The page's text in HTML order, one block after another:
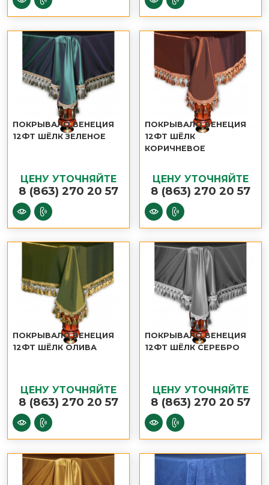
ПОКРЫВАЛО ВЕНЕЦИЯ
12ФТ ШЁЛК ЗЕЛЕНОЕ
ЦЕНУ УТОЧНЯЙТЕ
8 (863) 270 20 57
ПОКРЫВАЛО ВЕНЕЦИЯ
12ФТ ШЁЛК
КОРИЧНЕВОЕ
ЦЕНУ УТОЧНЯЙТЕ
8 (863) 270 20 57
ПОКРЫВАЛО ВЕНЕЦИЯ
12ФТ ШЁЛК ОЛИВА
ЦЕНУ УТОЧНЯЙТЕ
8 (863) 270 20 57
ПОКРЫВАЛО ВЕНЕЦИЯ
12ФТ ШЁЛК СЕРЕБРО
ЦЕНУ УТОЧНЯЙТЕ
8 (863) 270 20 57